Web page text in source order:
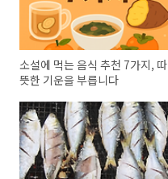
소설에 먹는 음식 추천 7가지, 따
뜻한 기운을 부릅니다